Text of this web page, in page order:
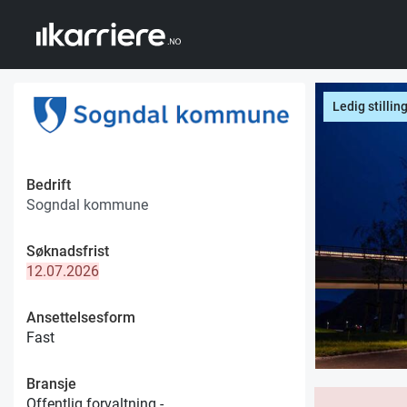
Bedrift
Sogndal kommune
Søknadsfrist
12.07.2026
Ansettelsesform
Fast
Bransje
Ledig stilling